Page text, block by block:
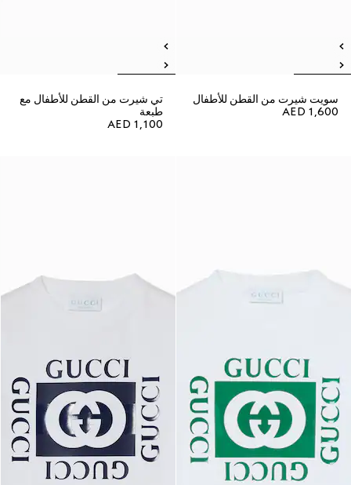
سويت شيرت من القطن للأطفال
AED 1,600
تي شيرت من القطن للأطفال مع
طبعة
AED 1,100